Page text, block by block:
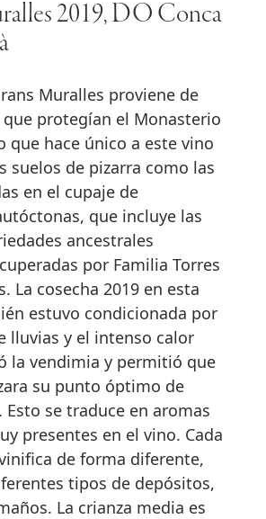
2019, DO Conca
Muralles proviene de
protegían el Monasterio
que hace único a este vino
suelos de pizarra como las
en el cupaje de
que incluye las
ancestrales
por Familia Torres
La cosecha 2019 en esta
estuvo condicionada por
lluvias y el intenso calor
la vendimia y permitió que
su punto óptimo de
se traduce en aromas
presentes en el vino. Cada
de forma diferente,
tipos de depósitos,
La crianza media es